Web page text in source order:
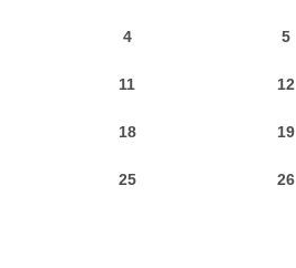
4 5
11 12
18 19
25 26